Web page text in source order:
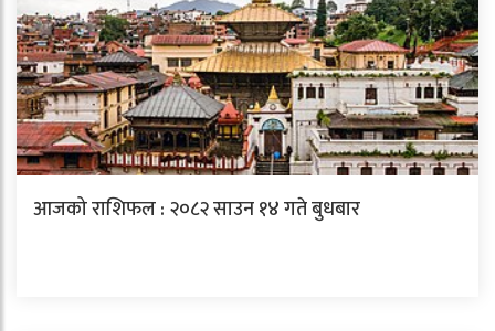
आजको राशिफल : २०८२ साउन १४ गते बुधबार